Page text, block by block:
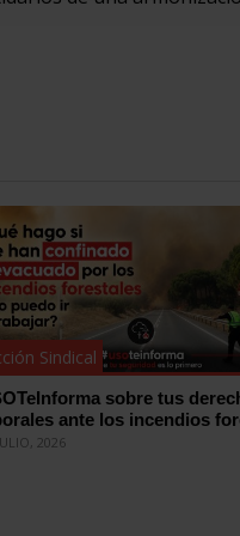
Sindical
sobre tus
ante los incendios
2026